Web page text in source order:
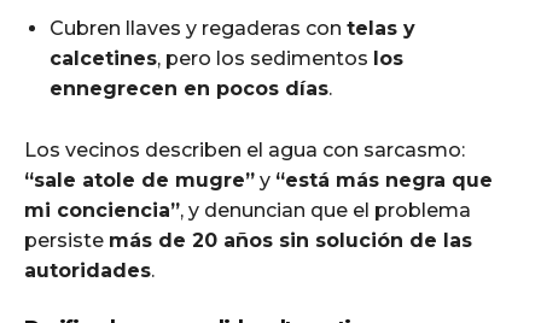
Cubren llaves y regaderas con telas y
calcetines, pero los sedimentos los
ennegrecen en pocos días.
Los vecinos describen el agua con sarcasmo:
“sale atole de mugre” y “está más negra que
mi conciencia”, y denuncian que el problema
persiste más de 20 años sin solución de las
autoridades.